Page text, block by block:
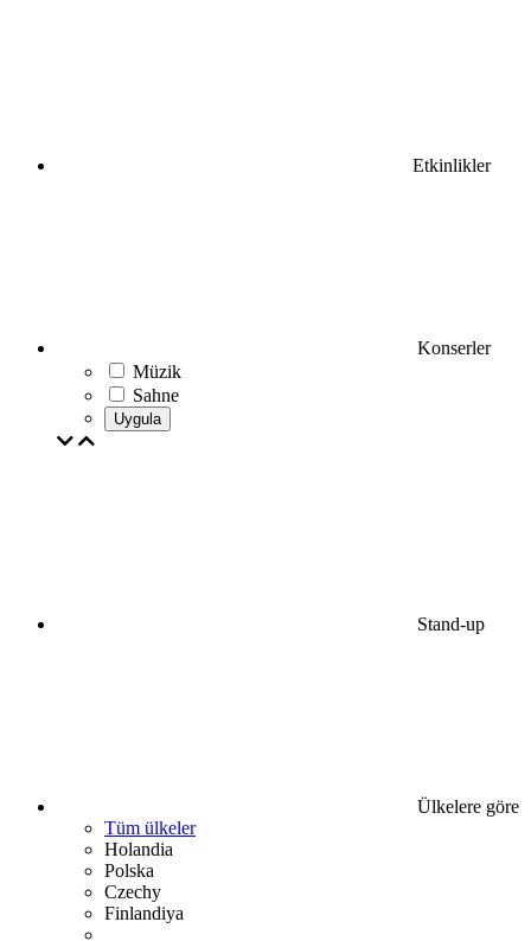
Etkinlikler
Konserler
Müzik
Sahne
Uygula
Stand-up
Ülkelere göre
Tüm ülkeler
Holandia
Polska
Czechy
Finlandiya